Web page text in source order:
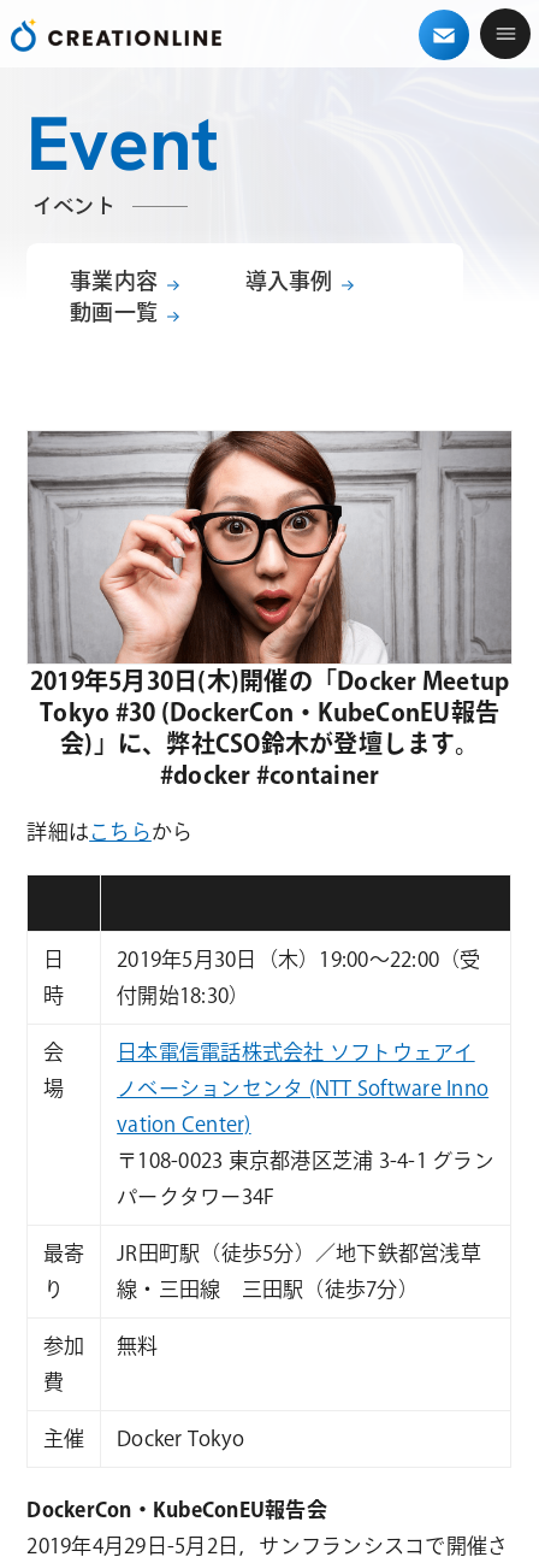
Event
イベント
事業内容
導入事例
動画一覧
2019年5月30日(木)開催の「Docker Meetup
Tokyo #30 (DockerCon・KubeConEU報告
会)」に、弊社CSO鈴木が登壇します。
#docker #container
詳細は こちらから
日
時
2019年5月30日（木）19:00〜22:00（受
付開始18:30）
会
場
日本電信電話株式会社 ソフトウェアイ
ノベーションセンタ (NTT Software Inno
vation Center)
〒108-0023 東京都港区芝浦 3-4-1 グラン
パークタワー34F
最寄
り
JR田町駅（徒歩5分）／地下鉄都営浅草
線・三田線 三田駅（徒歩7分）
参加
費
無料
主催 Docker Tokyo
DockerCon・KubeConEU報告会
2019年4月29日-5月2日，サンフランシスコで開催さ